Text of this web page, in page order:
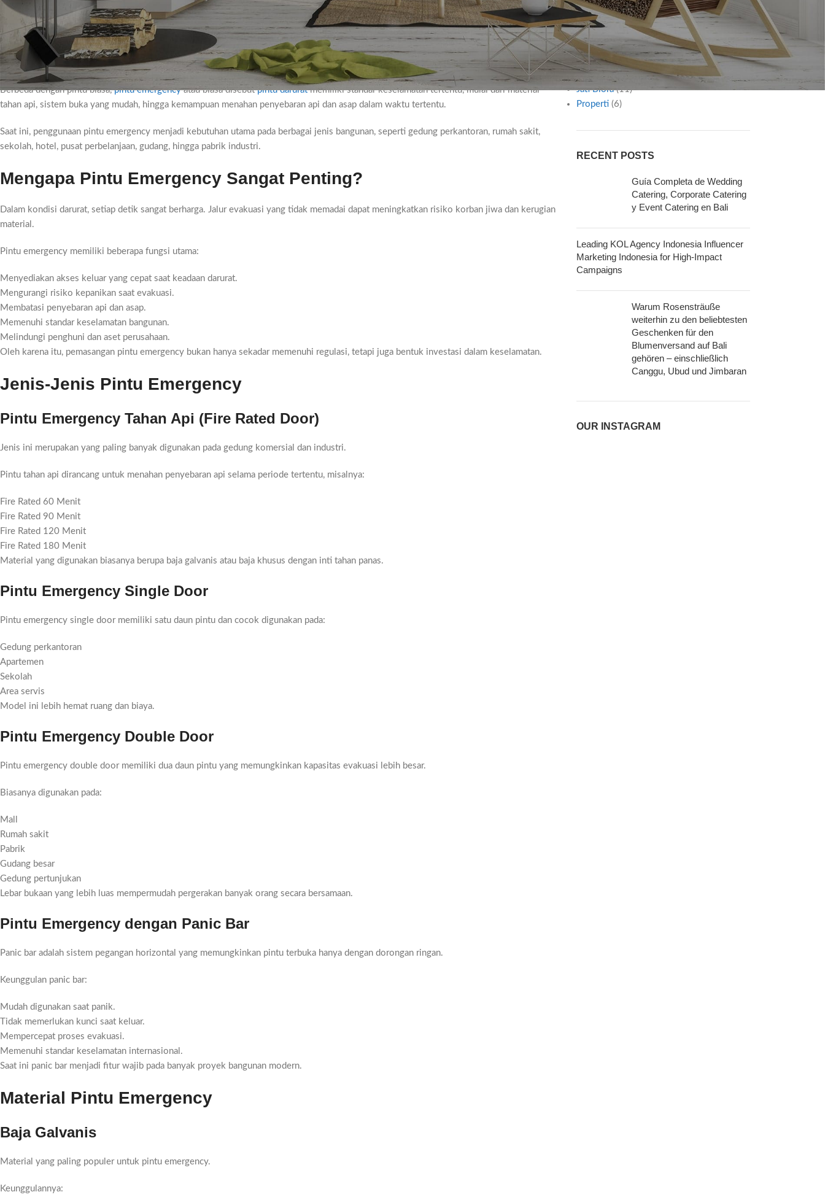
Pintu emergency adalah pintu khusus yang dirancang sebagai jalur evakuasi saat terjadi keadaan darurat seperti kebakaran, gempa bumi,
kebocoran gas, atau kondisi berbahaya lainnya. Pintu ini memungkinkan penghuni bangunan keluar dengan cepat dan aman menuju area
yang lebih aman.
Berbeda dengan pintu biasa,pintu emergencyatau biasa disebutpintu daruratmemiliki standar keselamatan tertentu, mulai dari material
tahan api, sistem buka yang mudah, hingga kemampuan menahan penyebaran api dan asap dalam waktu tertentu.
Saat ini, penggunaan pintu emergency menjadi kebutuhan utama pada berbagai jenis bangunan, seperti gedung perkantoran, rumah sakit,
sekolah, hotel, pusat perbelanjaan, gudang, hingga pabrik industri.
Mengapa Pintu Emergency Sangat Penting?
Dalam kondisi darurat, setiap detik sangat berharga. Jalur evakuasi yang tidak memadai dapat meningkatkan risiko korban jiwa dan kerugian
material.
Pintu emergency memiliki beberapa fungsi utama:
Menyediakan akses keluar yang cepat saat keadaan darurat.
Mengurangi risiko kepanikan saat evakuasi.
Membatasi penyebaran api dan asap.
Memenuhi standar keselamatan bangunan.
Melindungi penghuni dan aset perusahaan.
Oleh karena itu, pemasangan pintu emergency bukan hanya sekadar memenuhi regulasi, tetapi juga bentuk investasi dalam keselamatan.
Jenis-Jenis Pintu Emergency
Pintu Emergency Tahan Api (Fire Rated Door)
Jenis ini merupakan yang paling banyak digunakan pada gedung komersial dan industri.
Pintu tahan api dirancang untuk menahan penyebaran api selama periode tertentu, misalnya:
Fire Rated 60 Menit
Fire Rated 90 Menit
Fire Rated 120 Menit
Fire Rated 180 Menit
Material yang digunakan biasanya berupa baja galvanis atau baja khusus dengan inti tahan panas.
Pintu Emergency Single Door
Pintu emergency single door memiliki satu daun pintu dan cocok digunakan pada:
Gedung perkantoran
Apartemen
Sekolah
Area servis
Model ini lebih hemat ruang dan biaya.
Pintu Emergency Double Door
Pintu emergency double door memiliki dua daun pintu yang memungkinkan kapasitas evakuasi lebih besar.
Biasanya digunakan pada:
Mall
Rumah sakit
Pabrik
Gudang besar
Gedung pertunjukan
Lebar bukaan yang lebih luas mempermudah pergerakan banyak orang secara bersamaan.
Pintu Emergency dengan Panic Bar
Panic bar adalah sistem pegangan horizontal yang memungkinkan pintu terbuka hanya dengan dorongan ringan.
Keunggulan panic bar:
Mudah digunakan saat panik.
Tidak memerlukan kunci saat keluar.
Mempercepat proses evakuasi.
Memenuhi standar keselamatan internasional.
Saat ini panic bar menjadi fitur wajib pada banyak proyek bangunan modern.
Material Pintu Emergency
Baja Galvanis
Material yang paling populer untuk pintu emergency.
Keunggulannya:
Furniture(1)
Gaya Hidup
(12)
Inspiration
(8)
Interior Ideas(7)
Jasa & Layanan
(30)
Jati Blora(11)
Properti(6)
RECENT POSTS
Guía Completa de Wedding
Catering, Corporate Catering
y Event Catering en Bali
Leading KOL Agency Indonesia Influencer
Marketing Indonesia for High-Impact
Campaigns
Warum Rosensträuße
weiterhin zu den beliebtesten
Geschenken für den
Blumenversand auf Bali
gehören – einschließlich
Canggu, Ubud und Jimbaran
OUR INSTAGRAM